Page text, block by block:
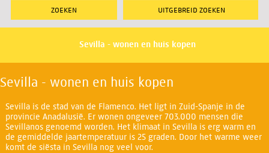
UITGEBREID ZOEKEN
Sevilla - wonen en huis kopen
Sevilla - wonen en huis kopen
Sevilla is de stad van de Flamenco. Het ligt in Zuid-Spanje in de
provincie Anadalusië. Er wonen ongeveer 703.000 mensen die
Sevillanos genoemd worden. Het klimaat in Sevilla is erg warm en
de gemiddelde jaartemperatuur is 25 graden. Door het warme weer
komt de siësta in Sevilla nog veel voor.